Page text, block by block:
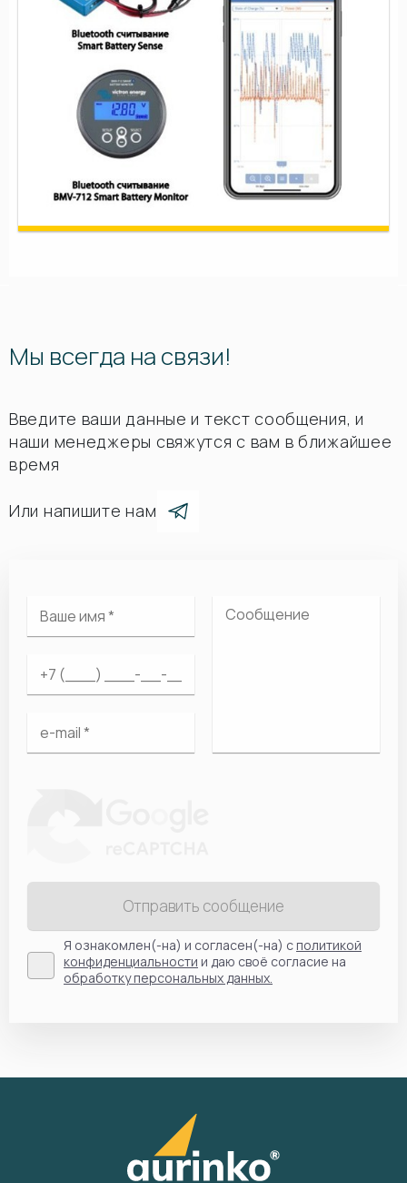
Мы всегда на связи!
Введите ваши данные и текст сообщения, и
наши менеджеры свяжутся с вам в ближайшее
время
Или напишите нам
Отправить сообщение
Я ознакомлен(-на) и согласен(-на) сполитикой
конфиденциальности и даю своё согласие на
обработку персональных данных.